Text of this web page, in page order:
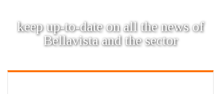
keep up-to-date on all the news of
Bellavista and the sector